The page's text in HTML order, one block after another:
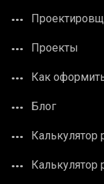
Проекты
Как
Блог
Калькулятор
Калькулятор